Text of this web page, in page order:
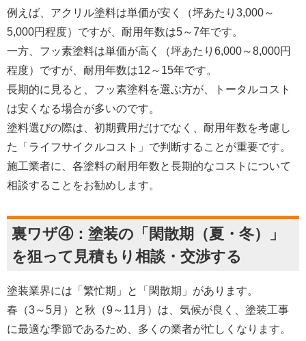
例えば、アクリル塗料は単価が安く（坪あたり3,000～
5,000円程度）ですが、耐用年数は5～7年です。
一方、フッ素塗料は単価が高く（坪あたり6,000～8,000円
程度）ですが、耐用年数は12～15年です。
長期的に見ると、フッ素塗料を選ぶ方が、トータルコスト
は安くなる場合が多いのです。
塗料選びの際は、初期費用だけでなく、耐用年数を考慮し
た「ライフサイクルコスト」で判断することが重要です。
施工業者に、各塗料の耐用年数と長期的なコストについて
相談することをお勧めします。
裏ワザ④：塗装の「閑散期（夏・冬）」
を狙って見積もり相談・交渉する
塗装業界には「繁忙期」と「閑散期」があります。
春（3～5月）と秋（9～11月）は、気候が良く、塗装工事
に最適な季節であるため、多くの業者が忙しくなります。